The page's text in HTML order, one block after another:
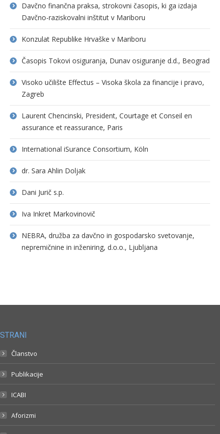
Davčno finančna praksa, strokovni časopis, ki ga izdaja
Davčno-raziskovalni inštitut v Mariboru
Konzulat Republike Hrvaške v Mariboru
Časopis Tokovi osiguranja, Dunav osiguranje d.d., Beograd
Visoko učilište Effectus – Visoka škola za financije i pravo,
Zagreb
Laurent Chencinski, President, Courtage et Conseil en
assurance et reassurance, Paris
International iSurance Consortium, Köln
dr. Sara Ahlin Doljak
Dani Jurič s.p.
Iva Inkret Markovinovič
NEBRA, družba za davčno in gospodarsko svetovanje,
nepremičnine in inženiring, d.o.o., Ljubljana
STRANI
Članstvo
Publikacije
ICABI
Aforizmi